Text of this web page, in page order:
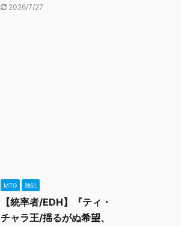
2026/7/27
MTG 雑記
【統率者/EDH】『ティ・
チャラ王/揺るがぬ希望、